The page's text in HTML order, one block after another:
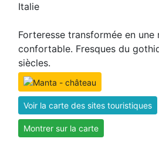
Italie
Forteresse transformée en une
confortable. Fresques du
siècles.
Voir la carte des sites touristiques
Montrer sur la carte